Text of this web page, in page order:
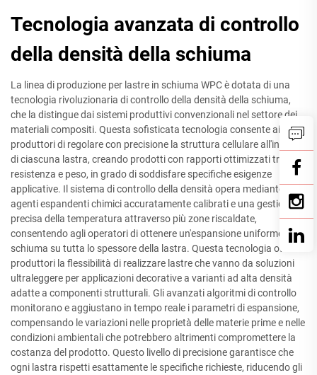
Tecnologia avanzata di controllo
della densità della schiuma
La linea di produzione per lastre in schiuma WPC è dotata di una
tecnologia rivoluzionaria di controllo della densità della schiuma,
che la distingue dai sistemi produttivi convenzionali nel settore dei
materiali compositi. Questa sofisticata tecnologia consente ai
produttori di regolare con precisione la struttura cellulare all'interno
di ciascuna lastra, creando prodotti con rapporti ottimizzati tra
resistenza e peso, in grado di soddisfare specifiche esigenze
applicative. Il sistema di controllo della densità opera mediante
agenti espandenti chimici accuratamente calibrati e una gestione
precisa della temperatura attraverso più zone riscaldate,
consentendo agli operatori di ottenere un'espansione uniforme della
schiuma su tutta lo spessore della lastra. Questa tecnologia offre ai
produttori la flessibilità di realizzare lastre che vanno da soluzioni
ultraleggere per applicazioni decorative a varianti ad alta densità
adatte a componenti strutturali. Gli avanzati algoritmi di controllo
monitorano e aggiustano in tempo reale i parametri di espansione,
compensando le variazioni nelle proprietà delle materie prime e nelle
condizioni ambientali che potrebbero altrimenti compromettere la
costanza del prodotto. Questo livello di precisione garantisce che
ogni lastra rispetti esattamente le specifiche richieste, riducendo gli